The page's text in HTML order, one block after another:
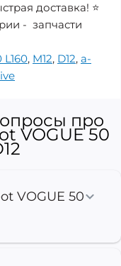
доставка! ⭐
- запчасти
, M12, D12, a-
про
VOGUE 50
VOGUE 50